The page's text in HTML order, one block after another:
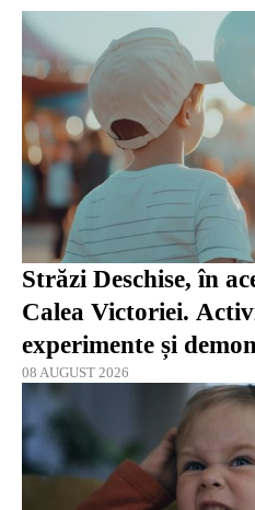
Străzi Deschise, în
Calea Victoriei.
experimente și
08 AUGUST 2026